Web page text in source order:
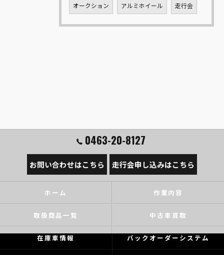
オークション アルミホイール 走行会
0463-20-8127
お問い合わせはこちら 走行会申し込みはこちら
ホーム 作業内容
取扱商品一覧 中古車買取
在庫車情報 バックオーダーシステム